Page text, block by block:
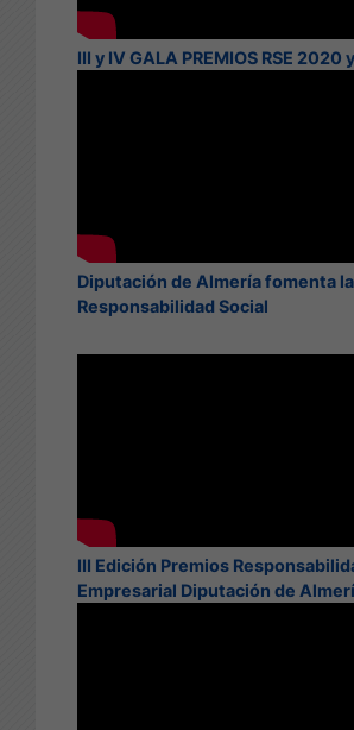
III y IV GALA PREMIOS RSE 2020
Diputación de Almería fomenta la
Responsabilidad Social
III Edición Premios
Empresarial Diputación de